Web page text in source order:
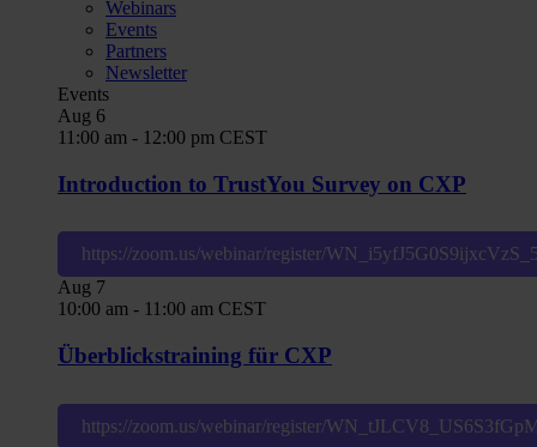
Webinars
Events
Partners
Newsletter
Events
Aug 6
11:00 am - 12:00 pm CEST
Introduction to TrustYou Survey on CXP
https://zoom.us/webinar/register/
Aug 7
10:00 am - 11:00 am CEST
Überblickstraining für CXP
https://zoom.us/webinar/register/